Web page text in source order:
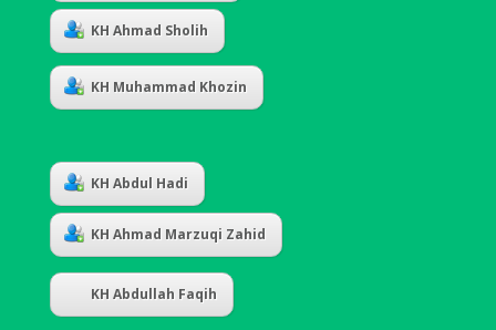
KH Ahmad Sholih
KH Muhammad Khozin
KH Abdul Hadi
KH Ahmad Marzuqi Zahid
KH Abdullah Faqih